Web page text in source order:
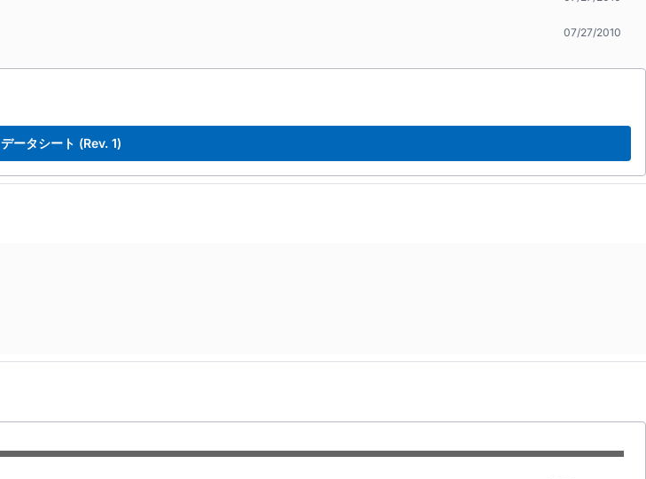
07/27/2010
データシート (Rev. 1)